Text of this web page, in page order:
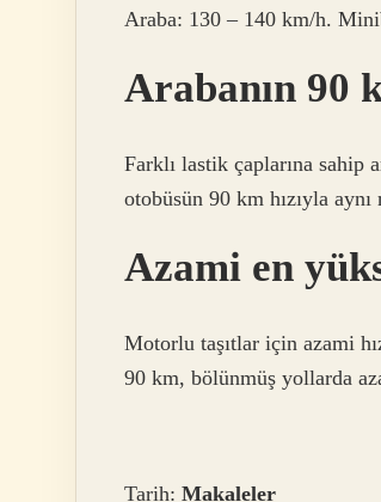
Araba: 130 – 140 km/h.
Arabanın 90
Farklı lastik çaplarına sahip
otobüsün 90 km hızıyla aynı
Azami en
Motorlu taşıtlar için azami
90 km, bölünmüş yollarda
Tarih: Makaleler